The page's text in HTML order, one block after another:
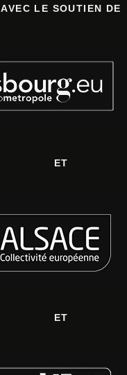
AVEC LE SOUTIEN DE
ET
ET